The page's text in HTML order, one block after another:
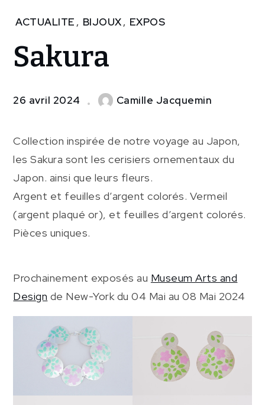
Home
Sakura
ACTUALITE, BIJOUX, EXPOS
Sakura
26 avril 2024 Camille Jacquemin
Collection inspirée de notre voyage au Japon,
les Sakura sont les cerisiers ornementaux du
Japon. ainsi que leurs fleurs.
Argent et feuilles d’argent colorés. Vermeil
(argent plaqué or), et feuilles d’argent colorés.
Pièces uniques.
Prochainement exposés au Museum Arts and
Design de New-York du 04 Mai au 08 Mai 2024